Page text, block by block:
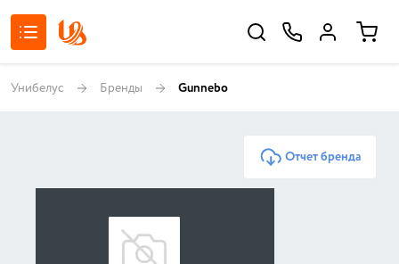
Унибелус Бренды Gunnebo
Отчет бренда